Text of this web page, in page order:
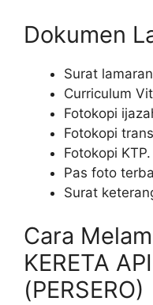
Dokumen
Surat
Curriculum
Fotokopi
Fotokopi
Fotokopi KTP.
Pas foto
Surat
Cara
KERETA
(PERSERO)